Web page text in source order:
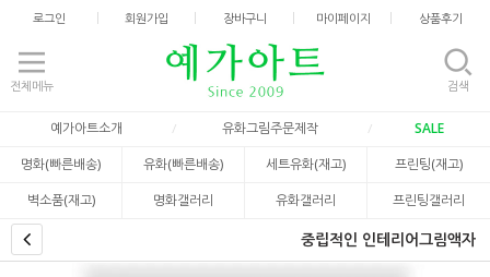
로그인 회원가입 장바구니 마이페이지 상품후기
전체메뉴 검색
예가아트소개 유화그림주문제작
SALE
명화(빠른배송)
유화(빠른배송) 세트유화(재고)
프린팅(재고)
벽소품(재고)
명화갤러리 유화갤러리 프린팅갤러리
중립적인 인테리어그림액자